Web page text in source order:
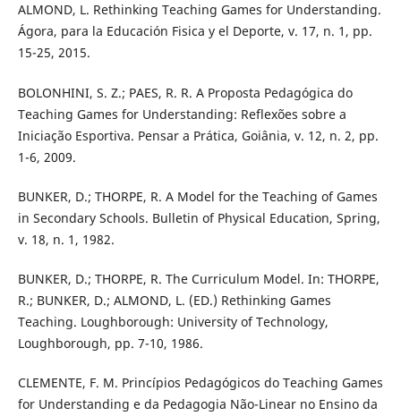
ALMOND, L. Rethinking Teaching Games for Understanding.
Ágora, para la Educación Fisica y el Deporte, v. 17, n. 1, pp.
15-25, 2015.
BOLONHINI, S. Z.; PAES, R. R. A Proposta Pedagógica do
Teaching Games for Understanding: Reflexões sobre a
Iniciação Esportiva. Pensar a Prática, Goiânia, v. 12, n. 2, pp.
1-6, 2009.
BUNKER, D.; THORPE, R. A Model for the Teaching of Games
in Secondary Schools. Bulletin of Physical Education, Spring,
v. 18, n. 1, 1982.
BUNKER, D.; THORPE, R. The Curriculum Model. In: THORPE,
R.; BUNKER, D.; ALMOND, L. (ED.) Rethinking Games
Teaching. Loughborough: University of Technology,
Loughborough, pp. 7-10, 1986.
CLEMENTE, F. M. Princípios Pedagógicos do Teaching Games
for Understanding e da Pedagogia Não-Linear no Ensino da